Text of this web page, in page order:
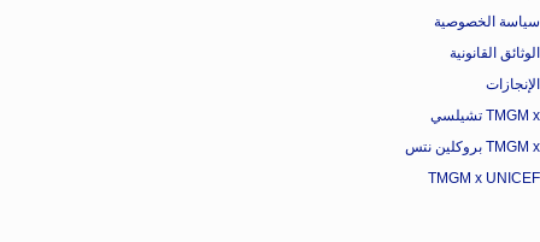
سياسة الخصوصية
الوثائق القانونية
الإنجازات
TMGM x تشيلسي
TMGM x بروكلين نتس
TMGM x UNICEF